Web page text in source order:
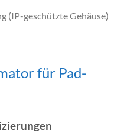
(IP-geschützte Gehäuse)
für Pad-